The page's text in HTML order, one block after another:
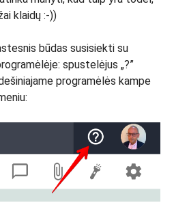
klaidų :-))
būdas susisiekti su
spustelėjus „?”
programėlės kampe